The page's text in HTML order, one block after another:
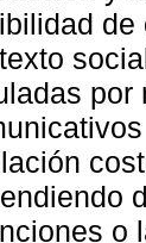
de
por
o